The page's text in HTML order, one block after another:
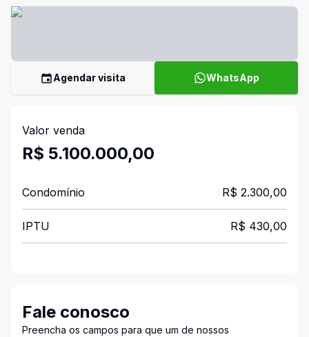
Agendar visita WhatsApp
Valor venda
R$ 5.100.000,00
Condomínio R$ 2.300,00
IPTU R$ 430,00
Fale conosco
Preencha os campos para que um de nossos